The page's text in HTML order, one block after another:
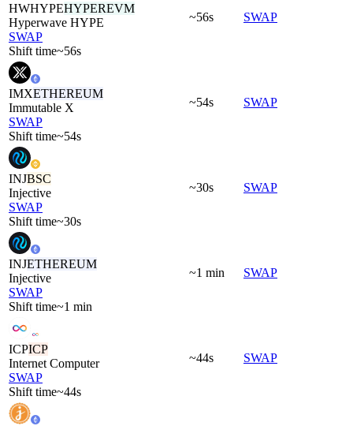
HWHYPEHYPEREVM
Hyperwave HYPE
SWAP
Shift time~56s
~56s SWAP
IMXETHEREUM
Immutable X
SWAP
Shift time~54s
~54s SWAP
INJBSC
Injective
SWAP
Shift time~30s
~30s SWAP
INJETHEREUM
Injective
SWAP
Shift time~1 min
~1 min SWAP
ICPICP
Internet Computer
SWAP
Shift time~44s
~44s SWAP